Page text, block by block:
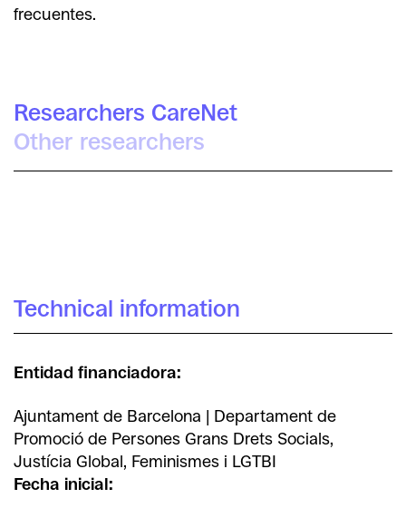
frecuentes.
Researchers CareNet
Other researchers
Technical information
Entidad financiadora:
Ajuntament de Barcelona | Departament de
Promoció de Persones Grans Drets Socials,
Justícia Global, Feminismes i LGTBI
Fecha inicial: